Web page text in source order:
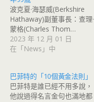
波克夏·海瑟威(Berkshire
Hathaway)副董事長：查理·
蒙格(Charles Thom…
2023 年 12 月 01 日
在「News」中
巴菲特的「10個黃金法則」
巴菲特是誰已經不用多說，
他說過得名言金句也滿地都